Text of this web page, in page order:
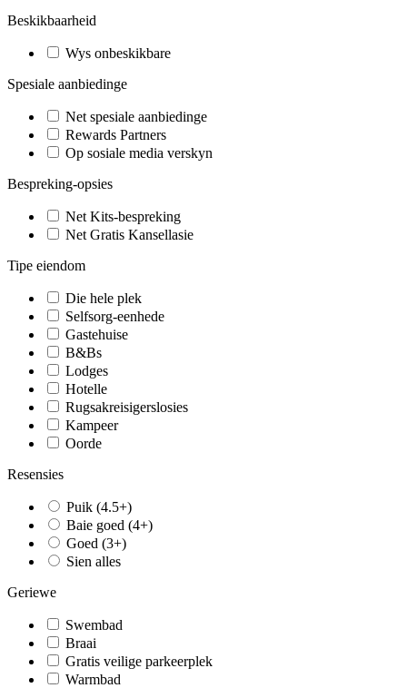
Beskikbaarheid
Wys onbeskikbare
Spesiale aanbiedinge
Net spesiale aanbiedinge
Rewards Partners
Op sosiale media verskyn
Bespreking-opsies
Net Kits-bespreking
Net Gratis Kansellasie
Tipe eiendom
Die hele plek
Selfsorg-eenhede
Gastehuise
B&Bs
Lodges
Hotelle
Rugsakreisigerslosies
Kampeer
Oorde
Resensies
Puik (4.5+)
Baie goed (4+)
Goed (3+)
Sien alles
Geriewe
Swembad
Braai
Gratis veilige parkeerplek
Warmbad